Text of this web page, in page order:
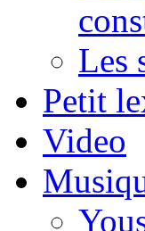
Les
Petit
Video